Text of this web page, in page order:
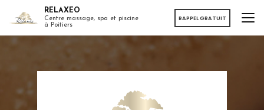
RELAXEO
Centre massage, spa et piscine
à Poitiers
RAPPEL GRATUIT